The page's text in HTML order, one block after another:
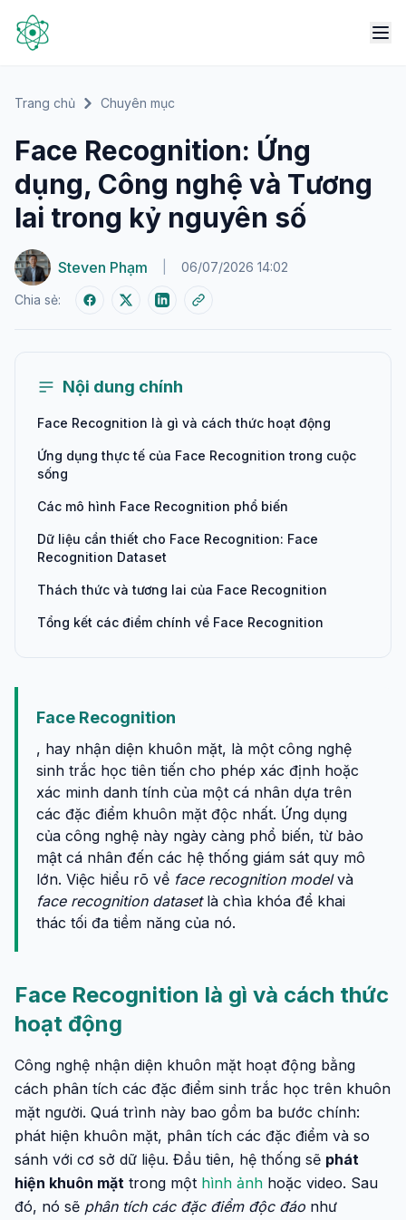
Trang chủ Chuyên mục
Face Recognition: Ứng
dụng, Công nghệ và Tương
lai trong kỷ nguyên số
Steven Phạm 06/07/2026 14:02
Chia sẻ:
Nội dung chính
Face Recognition là gì và cách thức hoạt động
Ứng dụng thực tế của Face Recognition trong cuộc
sống
Các mô hình Face Recognition phổ biến
Dữ liệu cần thiết cho Face Recognition: Face
Recognition Dataset
Thách thức và tương lai của Face Recognition
Tổng kết các điểm chính về Face Recognition
Face Recognition
, hay nhận diện khuôn mặt, là một công nghệ
sinh trắc học tiên tiến cho phép xác định hoặc
xác minh danh tính của một cá nhân dựa trên
các đặc điểm khuôn mặt độc nhất. Ứng dụng
của công nghệ này ngày càng phổ biến, từ bảo
mật cá nhân đến các hệ thống giám sát quy mô
lớn. Việc hiểu rõ về face recognition modelvà
face recognition datasetlà chìa khóa để khai
thác tối đa tiềm năng của nó.
Face Recognition là gì và cách thức
hoạt động
Công nghệ nhận diện khuôn mặt hoạt động bằng
cách phân tích các đặc điểm sinh trắc học trên khuôn
mặt người. Quá trình này bao gồm ba bước chính:
phát hiện khuôn mặt, phân tích các đặc điểm và so
sánh với cơ sở dữ liệu. Đầu tiên, hệ thống sẽ phát
hiện khuôn mặt trong một hình ảnh hoặc video. Sau
đó, nó sẽ phân tích các đặc điểm độc đáo như